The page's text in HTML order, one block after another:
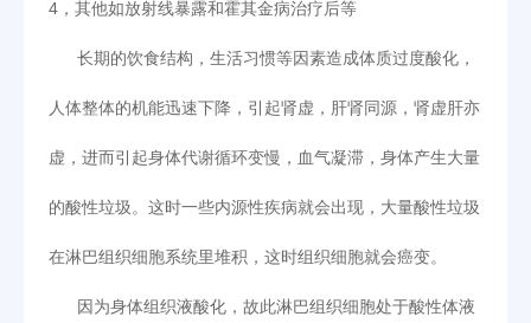
4，其他如放射线暴露和霍其金病治疗后等
长期的饮食结构，生活习惯等因素造成体质过度酸化，
人体整体的机能迅速下降，引起肾虚，肝肾同源，肾虚肝亦
虚，进而引起身体代谢循环变慢，血气凝滞，身体产生大量
的酸性垃圾。这时一些内源性疾病就会出现，大量酸性垃圾
在淋巴组织细胞系统里堆积，这时组织细胞就会癌变。
因为身体组织液酸化，故此淋巴组织细胞处于酸性体液